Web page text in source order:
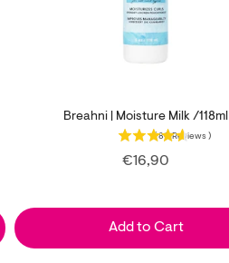
Breahni | Moisture Milk /118ml
80 Reviews )
Price
€16,90
Add to Cart